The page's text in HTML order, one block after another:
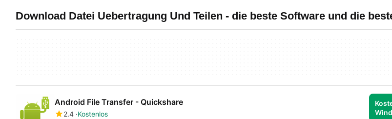
Download Datei Uebertragung Und Teilen - die beste Software und die
Android File Transfer - Quickshare
2.4 Kostenlos